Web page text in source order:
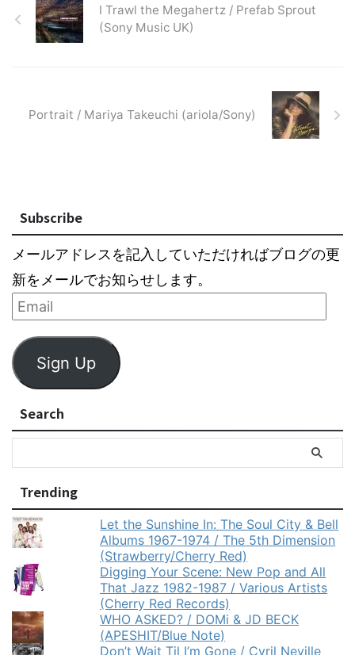
I Trawl the Megahertz / Prefab Sprout
(Sony Music UK)
Portrait / Mariya Takeuchi (ariola/Sony)
Subscribe
メールアドレスを記入していただければブログの更
新をメールでお知らせします。
Sign Up
Search
Trending
Let the Sunshine In: The Soul City & Bell
Albums 1967-1974 / The 5th Dimension
(Strawberry/Cherry Red)
Digging Your Scene: New Pop and All
That Jazz 1982-1987 / Various Artists
(Cherry Red Records)
WHO ASKED? / DOMi & JD BECK
(APESHIT/Blue Note)
Don’t Wait Til I’m Gone / Cyril Neville